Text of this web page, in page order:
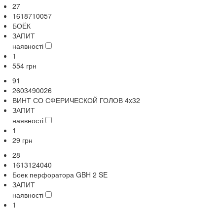
27
1618710057
БОЁК
ЗАПИТ
наявності
1
554 грн
91
2603490026
ВИНТ СО СФЕРИЧЕСКОЙ ГОЛОВ 4x32
ЗАПИТ
наявності
1
29 грн
28
1613124040
Боек перфоратора GBH 2 SE
ЗАПИТ
наявності
1